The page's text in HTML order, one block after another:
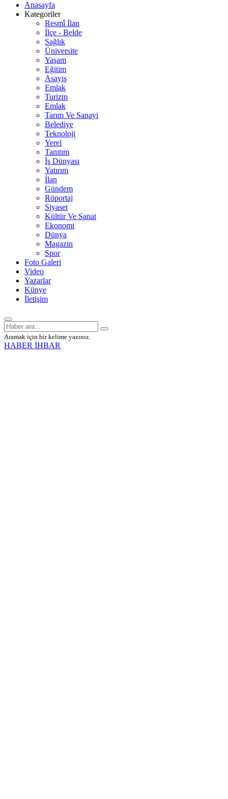
Anasayfa
Kategoriler
Resmî İlan
İlçe - Belde
Sağlık
Üniversite
Yaşam
Eğitim
Asayiş
Emlak
Turizm
Emlak
Tarım Ve Sanayi
Belediye
Teknoloji
Yerel
Tanıtım
İş Dünyası
Yatırım
İlan
Gündem
Röportaj
Siyaset
Kültür Ve Sanat
Ekonomi
Dünya
Magazin
Spor
Foto Galeri
Video
Yazarlar
Künye
İletişim
Aramak için bir kelime yazınız.
HABER İHBAR